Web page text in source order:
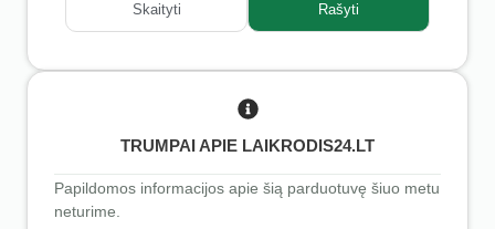
Skaityti Rašyti
TRUMPAI APIE LAIKRODIS24.LT
Papildomos informacijos apie šią parduotuvę šiuo metu
neturime.